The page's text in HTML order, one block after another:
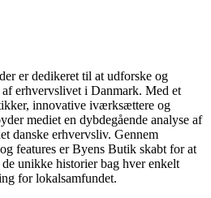
er dedikeret til at udforske og
erhvervslivet i Danmark. Med et
innovative iværksættere og
mediet en dybdegående analyse af
danske erhvervsliv. Gennem
features er Byens Butik skabt for at
unikke historier bag hver enkelt
for lokalsamfundet.